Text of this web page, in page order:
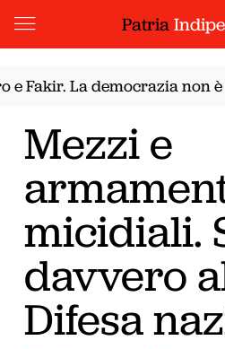
Patria
La democrazia non è un
Mezzi e
micidiali.
davvero
Difesa